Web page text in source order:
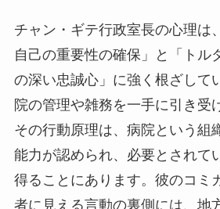
チャン・ギテ行政室長の心理は
自己の重要性の確保」と「トル
の深い忠誠心」に強く根ざして
院の管理や雑務を一手に引き受
その行動原理は、病院という組
能力が認められ、必要とされて
得ることにあります。彼のコミ
者に見える言動の裏側には、地